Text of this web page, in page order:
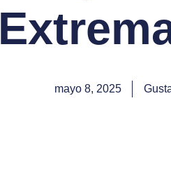
mayo 8, 2025